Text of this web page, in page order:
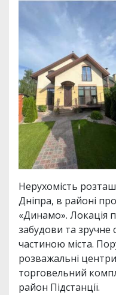
Нерухомість
Дніпра, в районі
«Динамо». Локація
забудови та
частиною міста.
розважальні
торговельний
район Підстанції.